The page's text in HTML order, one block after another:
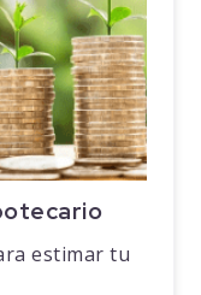
estimar tu